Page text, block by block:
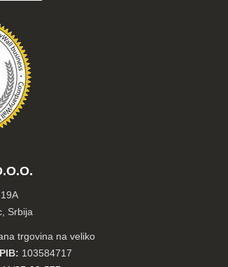
Srbija
trgovina na veliko
PIB: 103584717